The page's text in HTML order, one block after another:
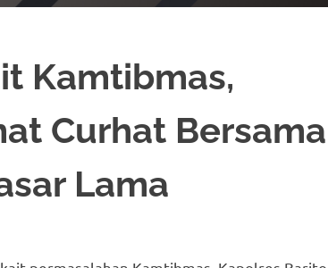
Kamtibmas,
Curhat Bersama
Lama